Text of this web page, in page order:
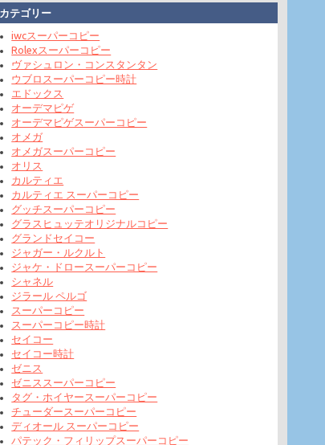
カテゴリー
iwcスーパーコピー
Rolexスーパーコピー
ヴァシュロン・コンスタンタン
ウブロスーパーコピー時計
エドックス
オーデマピゲ
オーデマピゲスーパーコピー
オメガ
オメガスーパーコピー
オリス
カルティエ
カルティエ スーパーコピー
グッチスーパーコピー
グラスヒュッテオリジナルコピー
グランドセイコー
ジャガー・ルクルト
ジャケ・ドロースーパーコピー
シャネル
ジラール ペルゴ
スーパーコピー
スーパーコピー時計
セイコー
セイコー時計
ゼニス
ゼニススーパーコピー
タグ・ホイヤースーパーコピー
チューダースーパーコピー
ディオール スーパーコピー
パテック・フィリップスーパーコピー